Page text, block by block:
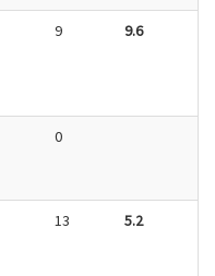
9 9.6
0
13 5.2